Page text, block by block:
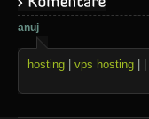
anuj
hosting vps hosting